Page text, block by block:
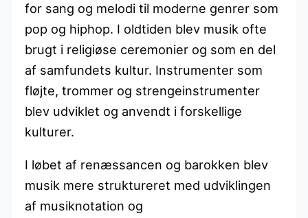
for sang og melodi til moderne genrer som
pop og hiphop. I oldtiden blev musik ofte
brugt i religiøse ceremonier og som en del
af samfundets kultur. Instrumenter som
fløjte, trommer og strengeinstrumenter
blev udviklet og anvendt i forskellige
kulturer.
I løbet af renæssancen og barokken blev
musik mere struktureret med udviklingen
af musiknotation og